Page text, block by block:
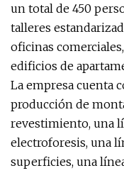
un total de 450
talleres
oficinas
edificios de
La empresa cuenta
producción de
revestimiento, una
electroforesis, una
superficies, una